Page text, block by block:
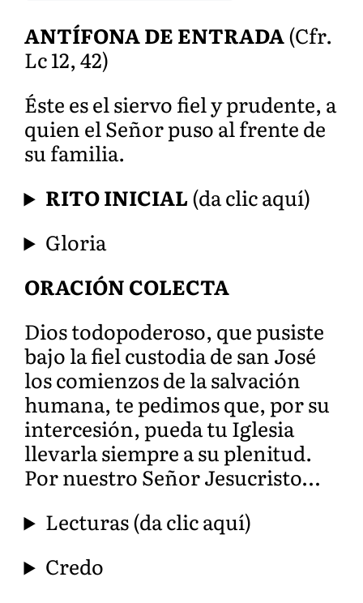
ANTÍFONA DE ENTRADA(Cfr.
Lc 12, 42)
Éste es el siervo fiel y prudente, a
quien el Señor puso al frente de
su familia.
RITO INICIAL(da clic aquí)
Gloria
ORACIÓN COLECTA
Dios todopoderoso, que pusiste
bajo la fiel custodia de san José
los comienzos de la salvación
humana, te pedimos que, por su
intercesión, pueda tu Iglesia
llevarla siempre a su plenitud.
Por nuestro Señor Jesucristo…
Lecturas (da clic aquí)
Credo